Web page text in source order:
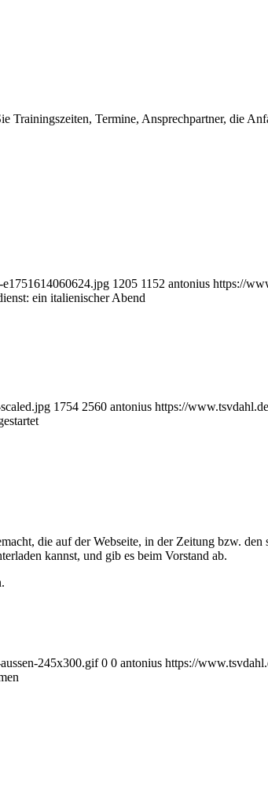
Termine, Ansprechpartner, die
1205 1152 antonius https://
ein italienischer Abend
1754 2560 antonius https://
die auf der Webseite, in der Zeitung bzw.
kannst, und gib es beim Vorstand ab.
245x300.gif 0 0 antonius https://